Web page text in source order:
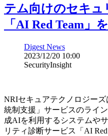
テム向けのセキュ
「AI Red Team」
Digest News
2023/12/20 10:00
SecurityInsight
NRIセキュアテクノロジー
統制支援」サービスのライ
成AIを利用するシステムや
リティ診断サービス「AI